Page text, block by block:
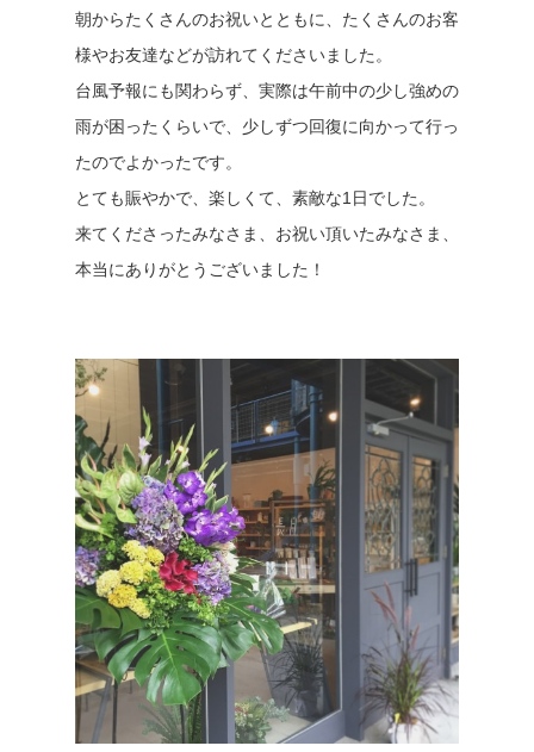
朝からたくさんのお祝いとともに、たくさんのお客
様やお友達などが訪れてくださいました。
台風予報にも関わらず、実際は午前中の少し強めの
雨が困ったくらいで、少しずつ回復に向かって行っ
たのでよかったです。
とても賑やかで、楽しくて、素敵な1日でした。
来てくださったみなさま、お祝い頂いたみなさま、
本当にありがとうございました！